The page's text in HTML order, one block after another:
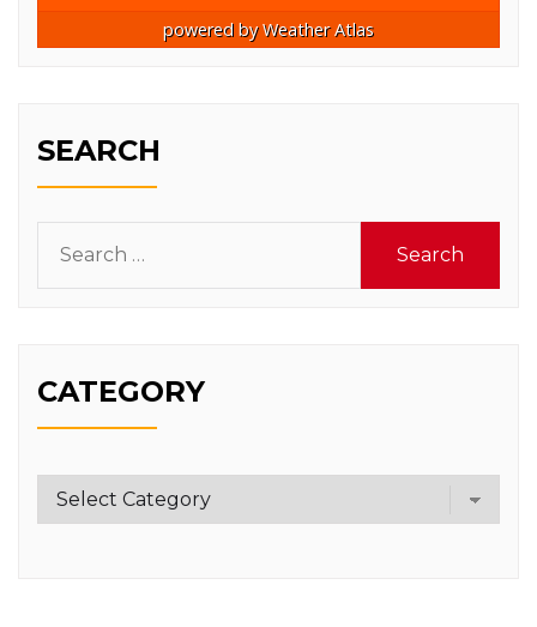
powered byWeather Atlas
SEARCH
for:
CATEGORY
Category